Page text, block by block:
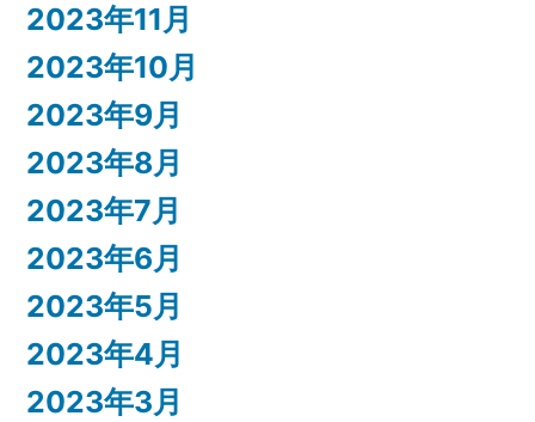
2023年11月
2023年10月
2023年9月
2023年8月
2023年7月
2023年6月
2023年5月
2023年4月
2023年3月